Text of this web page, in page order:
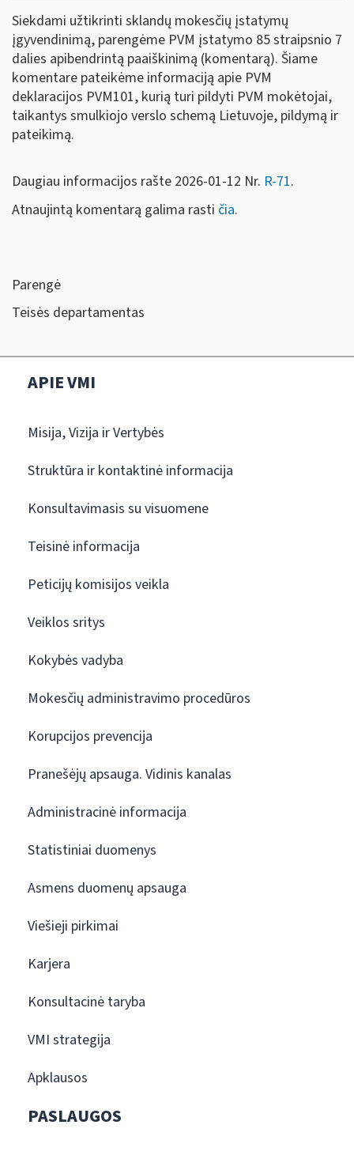
Siekdami užtikrinti sklandų mokesčių įstatymų
įgyvendinimą, parengėme PVM įstatymo 85 straipsnio 7
dalies apibendrintą paaiškinimą (komentarą). Šiame
komentare pateikėme informaciją apie PVM
deklaracijos PVM101, kurią turi pildyti PVM mokėtojai,
taikantys smulkiojo verslo schemą Lietuvoje, pildymą ir
pateikimą.
Daugiau informacijos rašte 2026-01-12 Nr. R-71.
Atnaujintą komentarą galima rasti čia.
Parengė
Teisės departamentas
APIE VMI
Misija, Vizija ir Vertybės
Struktūra ir kontaktinė informacija
Konsultavimasis su visuomene
Teisinė informacija
Peticijų komisijos veikla
Veiklos sritys
Kokybės vadyba
Mokesčių administravimo procedūros
Korupcijos prevencija
Pranešėjų apsauga. Vidinis kanalas
Administracinė informacija
Statistiniai duomenys
Asmens duomenų apsauga
Viešieji pirkimai
Karjera
Konsultacinė taryba
VMI strategija
Apklausos
PASLAUGOS